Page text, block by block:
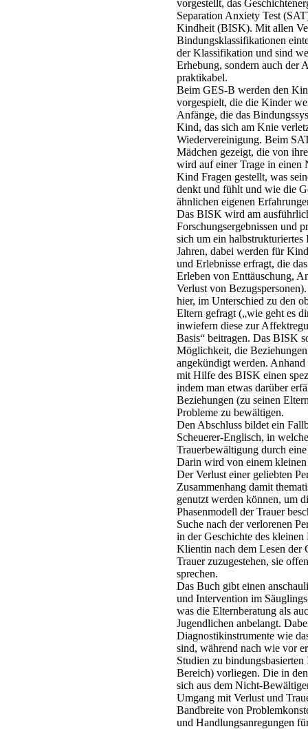
vorgestellt, das
Separation Anxiety Test
Kindheit (BISK). Mit allen
Bindungsklassifikationen
der Klassifikation und sind
Erhebung, sondern auch der
praktikabel.
Beim GES-B werden den
vorgespielt, die die Kinder
Anfänge, die das
Kind, das sich am Knie
Wiedervereinigung. Beim
Mädchen gezeigt, die von
wird auf einer Trage in einen
Kind Fragen gestellt, was
denkt und fühlt und wie die
ähnlichen eigenen
Das BISK wird am
Forschungsergebnissen und
sich um ein
Jahren, dabei werden für
und Erlebnisse erfragt, die
Erleben von Enttäuschung,
Verlust von
hier, im Unterschied zu den
Eltern gefragt („wie geht es
inwiefern diese zur
Basis“ beitragen. Das BISK
Möglichkeit, die
angekündigt werden.
mit Hilfe des BISK einen
indem man etwas darüber
Beziehungen (zu seinen
Probleme zu bewältigen.
Den Abschluss bildet ein
Scheuerer-Englisch, in
Trauerbewältigung durch
Darin wird von einem
Der Verlust einer geliebten
Zusammenhang damit
genutzt werden können, um
Phasenmodell der Trauer
Suche nach der verlorenen
in der Geschichte des
Klientin nach dem Lesen der
Trauer zuzugestehen, sie
sprechen.
Das Buch gibt einen
und Intervention im
was die Elternberatung als
Jugendlichen anbelangt.
Diagnostikinstrumente wie
sind, während nach wie vor
Studien zu
Bereich) vorliegen. Die in
sich aus dem Nicht-
Umgang mit Verlust und
Bandbreite von
und Handlungsanregungen